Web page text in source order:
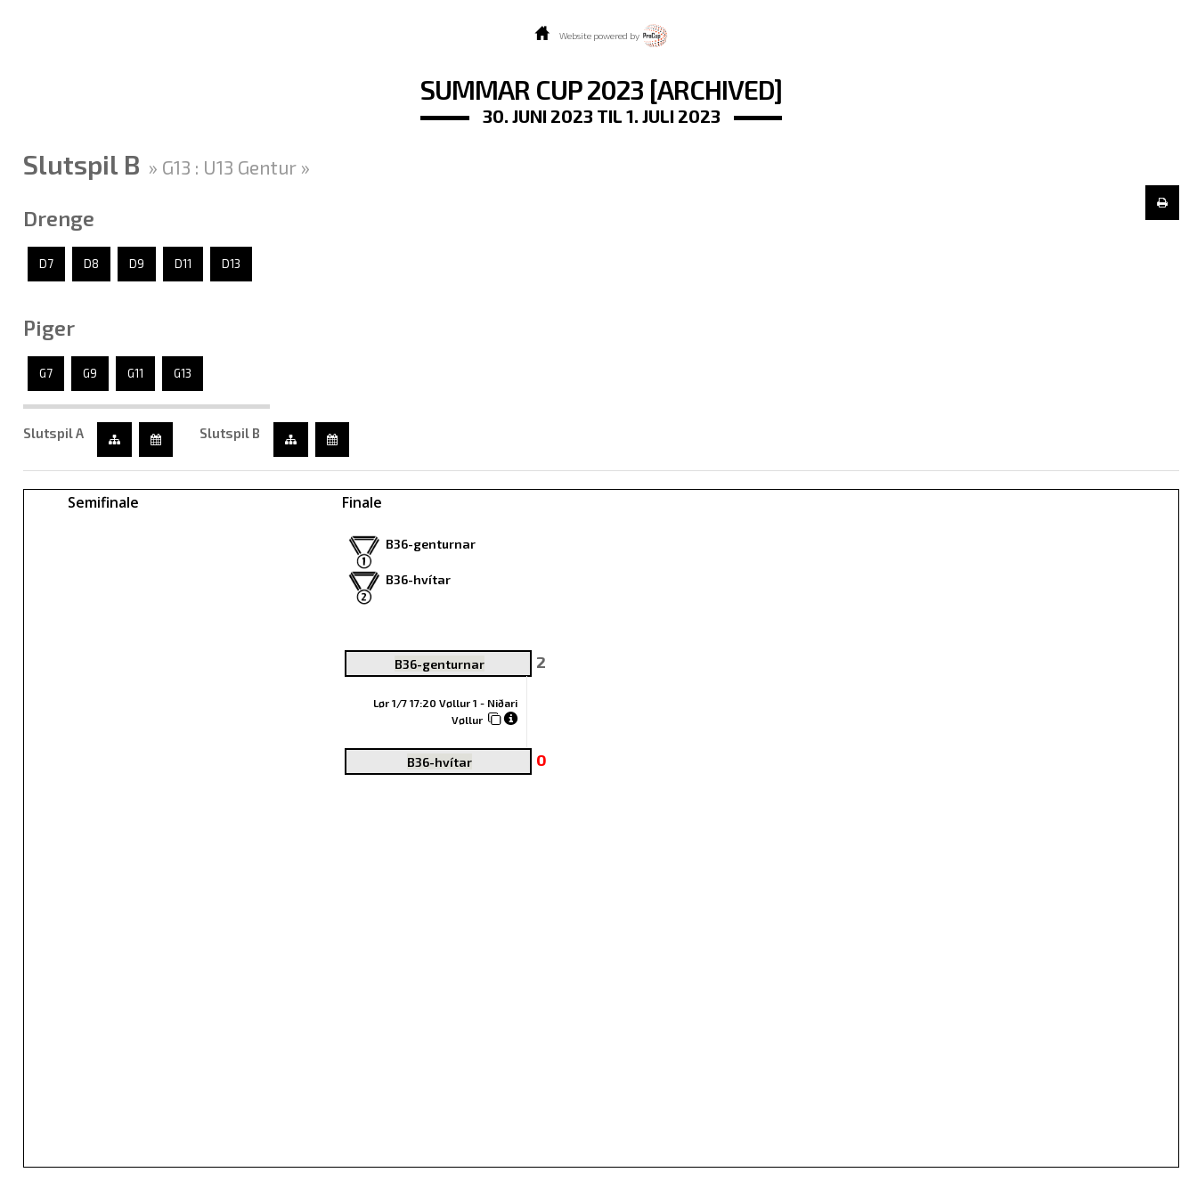
Website powered by
SUMMAR CUP 2023 [ARCHIVED]
30. JUNI 2023 TIL 1. JULI 2023
Slutspil B » G13 : U13 Gentur »
Drenge
D7 D8 D9 D11 D13
Piger
G7 G9 G11 G13
Slutspil A Slutspil B
Semifinale Finale
B36-genturnar 2
Lør 1/7 17:20 Vøllur 1 - Niðari
Vøllur
B36-hvítar 0
B36-genturnar
B36-hvítar